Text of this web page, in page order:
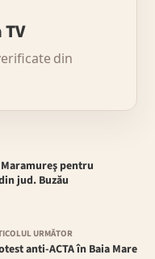
din
pentru
jud. Buzău
URMĂTOR
anti-ACTA în Baia Mare